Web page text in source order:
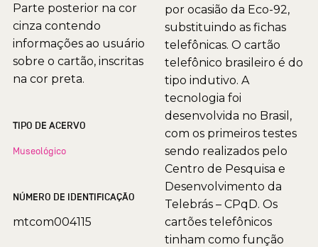
Parte posterior na cor
cinza contendo
informações ao usuário
sobre o cartão, inscritas
na cor preta.
TIPO DE ACERVO
Museológico
NÚMERO DE IDENTIFICAÇÃO
mtcom004115
por ocasião da Eco-92,
substituindo as fichas
telefônicas. O cartão
telefônico brasileiro é do
tipo indutivo. A
tecnologia foi
desenvolvida no Brasil,
com os primeiros testes
sendo realizados pelo
Centro de Pesquisa e
Desenvolvimento da
Telebrás – CPqD. Os
cartões telefônicos
tinham como função